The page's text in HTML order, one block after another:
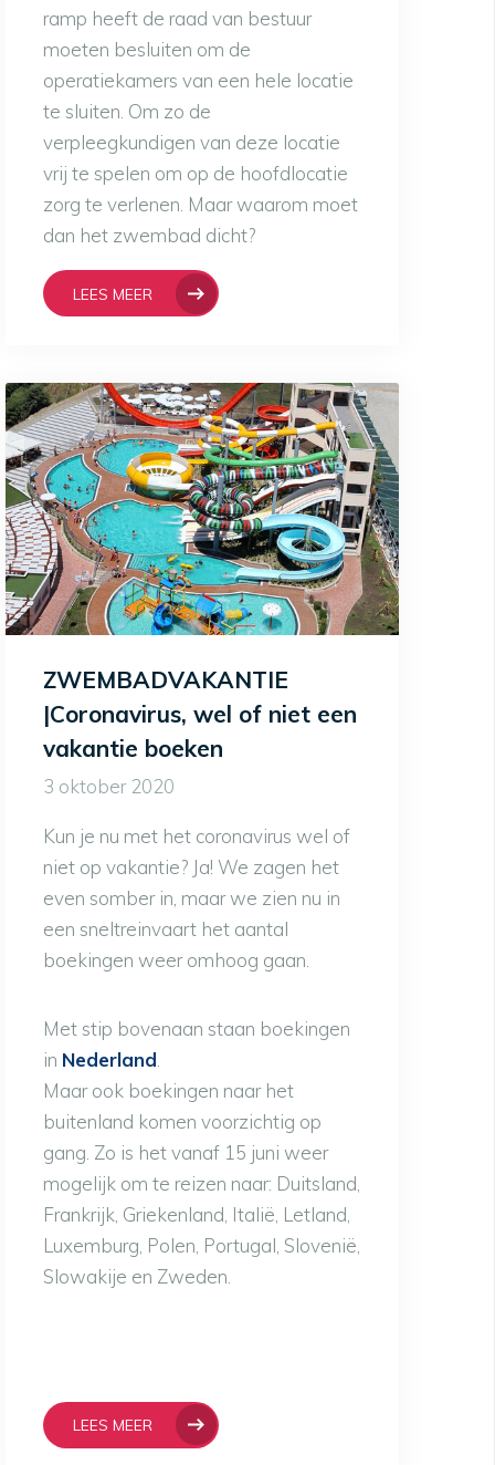
ramp heeft de raad van bestuur
moeten besluiten om de
operatiekamers van een hele locatie
te sluiten. Om zo de
verpleegkundigen van deze locatie
vrij te spelen om op de hoofdlocatie
zorg te verlenen. Maar waarom moet
dan het zwembad dicht?
LEES MEER
ZWEMBADVAKANTIE
|Coronavirus, wel of niet een
vakantie boeken
3 oktober 2020
Kun je nu met het coronavirus wel of
niet op vakantie? Ja! We zagen het
even somber in, maar we zien nu in
een sneltreinvaart het aantal
boekingen weer omhoog gaan.
Met stip bovenaan staan boekingen
in Nederland.
Maar ook boekingen naar het
buitenland komen voorzichtig op
gang. Zo is het vanaf 15 juni weer
mogelijk om te reizen naar: Duitsland,
Frankrijk, Griekenland, Italië, Letland,
Luxemburg, Polen, Portugal, Slovenië,
Slowakije en Zweden.
LEES MEER